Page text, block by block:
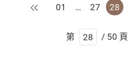
上一頁
01 … 27 28
第 / 50 頁